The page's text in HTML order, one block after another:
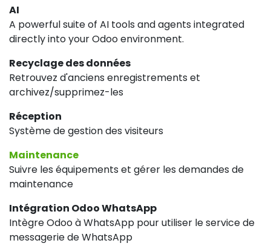
AI
A powerful suite of AI tools and agents integrated
directly into your Odoo environment.
Recyclage des données
Retrouvez d'anciens enregistrements et
archivez/supprimez-les
Réception
Système de gestion des visiteurs
Maintenance
Suivre les équipements et gérer les demandes de
maintenance
Intégration Odoo WhatsApp
Intègre Odoo à WhatsApp pour utiliser le service de
messagerie de WhatsApp